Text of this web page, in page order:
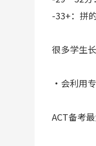
-33+：拼
很多学生
·会利用
ACT备考